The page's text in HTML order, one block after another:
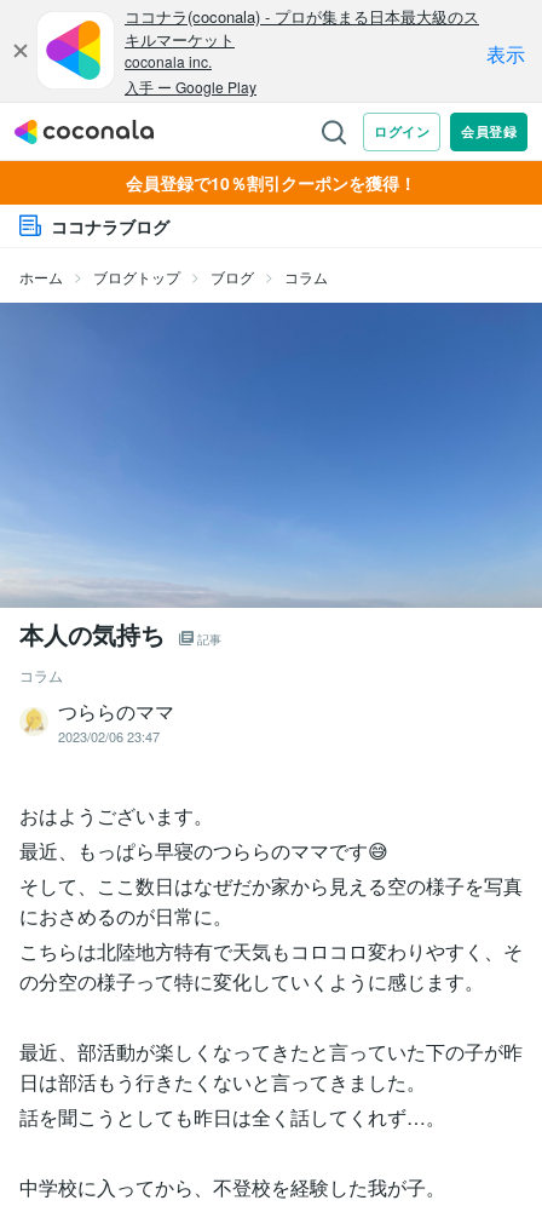
会員登録で10％割引クーポンを獲得！
ココナラブログ
ホーム ブログトップ ブログ コラム
本人の気持ち 記事
コラム
つららのママ
2023/02/06 23:47
おはようございます。
最近、もっぱら早寝のつららのママです😅
そして、ここ数日はなぜだか家から見える空の様子を写真
におさめるのが日常に。
こちらは北陸地方特有で天気もコロコロ変わりやすく、そ
の分空の様子って特に変化していくように感じます。
最近、部活動が楽しくなってきたと言っていた下の子が昨
日は部活もう行きたくないと言ってきました。
話を聞こうとしても昨日は全く話してくれず…。
中学校に入ってから、不登校を経験した我が子。